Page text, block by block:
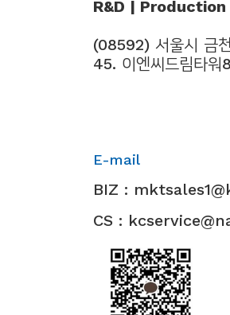
R&D |
(08592) 서울시 금
45. 이엔씨드림타
E-mail
BIZ :
CS :